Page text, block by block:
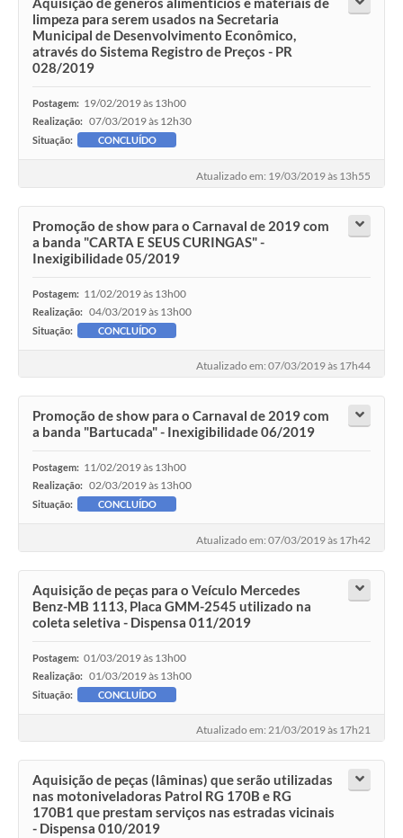
limpeza para serem usados na Secretaria
Municipal de Desenvolvimento Econômico,
através do Sistema Registro de Preços - PR
028/2019
Postagem: 19/02/2019 às 13h00
Realização: 07/03/2019 às 12h30
Situação: CONCLUÍDO
Atualizado em: 19/03/2019 às 13h55
Promoção de show para o Carnaval de 2019 com
a banda "CARTA E SEUS CURINGAS" -
Inexigibilidade 05/2019
Postagem: 11/02/2019 às 13h00
Realização: 04/03/2019 às 13h00
Situação: CONCLUÍDO
Atualizado em: 07/03/2019 às 17h44
Promoção de show para o Carnaval de 2019 com
a banda "Bartucada" - Inexigibilidade 06/2019
Postagem: 11/02/2019 às 13h00
Realização: 02/03/2019 às 13h00
Situação: CONCLUÍDO
Atualizado em: 07/03/2019 às 17h42
Aquisição de peças para o Veículo Mercedes
Benz-MB 1113, Placa GMM-2545 utilizado na
coleta seletiva - Dispensa 011/2019
Postagem: 01/03/2019 às 13h00
Realização: 01/03/2019 às 13h00
Situação: CONCLUÍDO
Atualizado em: 21/03/2019 às 17h21
Aquisição de peças (lâminas) que serão utilizadas
nas motoniveladoras Patrol RG 170B e RG
170B1 que prestam serviços nas estradas vicinais
- Dispensa 010/2019